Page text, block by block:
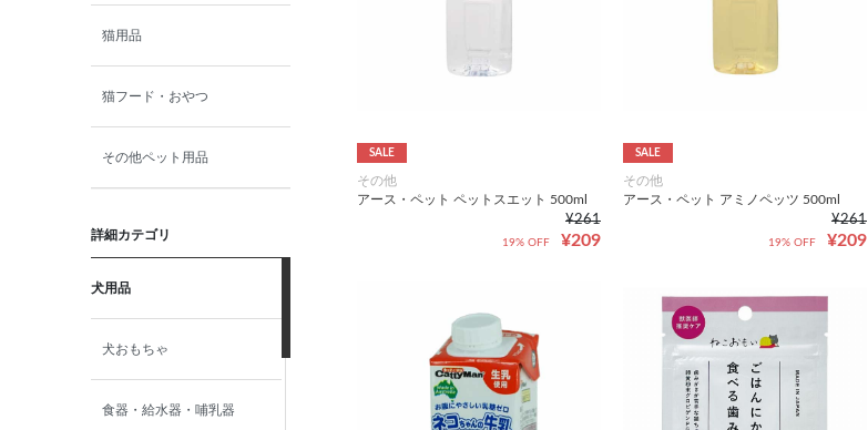
猫用品
猫フード・おやつ
その他ペット用品
詳細カテゴリ
犬用品
犬おもちゃ
食器・給水器・哺乳器
SALE
その他
アース・ペット ペットスエット 500ml
¥261
¥209
19% OFF
SALE
その他
アース・ペット アミノペッツ 500ml
¥261
¥209
19% OFF